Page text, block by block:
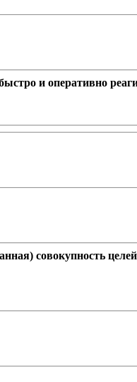
и оперативно
совокупность